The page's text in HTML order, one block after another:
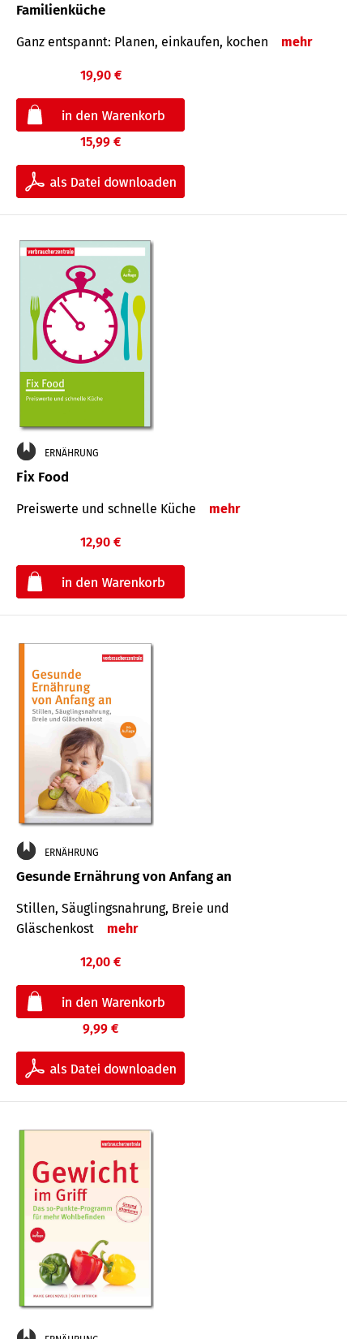
Familienküche
Ganz entspannt: Planen, einkaufen, kochen mehr
19,90 €
15,99 €
ERNÄHRUNG
Fix Food
Preiswerte und schnelle Küche mehr
12,90 €
ERNÄHRUNG
Gesunde Ernährung von Anfang an
Stillen, Säuglingsnahrung, Breie und
Gläschenkost
mehr
12,00 €
9,99 €